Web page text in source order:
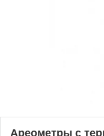
Ареометры с